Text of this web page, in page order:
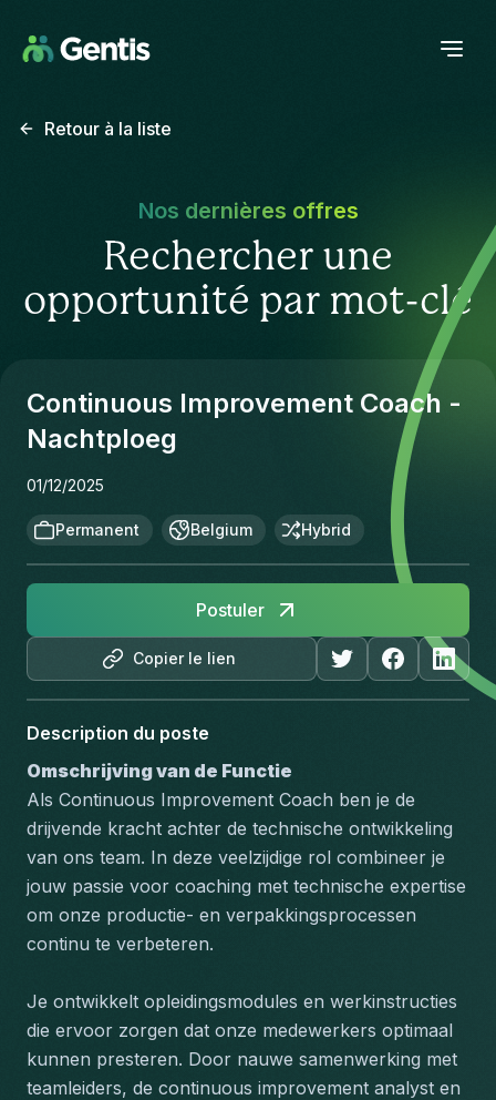
Retour à la liste
Nos dernières offres
Rechercher une
opportunité par mot-clé
Continuous Improvement Coach -
Nachtploeg
01/12/2025
Permanent Belgium Hybrid
Copier le lien
Postuler
Description du poste
Omschrijving van de Functie
Als Continuous Improvement Coach ben je de
drijvende kracht achter de technische ontwikkeling
van ons team. In deze veelzijdige rol combineer je
jouw passie voor coaching met technische expertise
om onze productie- en verpakkingsprocessen
continu te verbeteren.
Je ontwikkelt opleidingsmodules en werkinstructies
die ervoor zorgen dat onze medewerkers optimaal
kunnen presteren. Door nauwe samenwerking met
teamleiders, de continuous improvement analyst en